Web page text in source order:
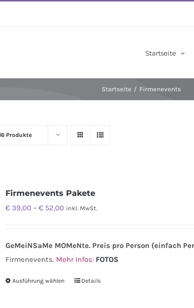
Startseite
Startseite / Firmenevents
Produkte
Firmenevents Pakete
€ 39,00 –€ 52,00 inkl. MwSt.
GeMeiNSaMe MOMeNte. Preis pro Person (einfach
Firmenevents. Mehr Infos: FOTOS
Ausführung wählen Details